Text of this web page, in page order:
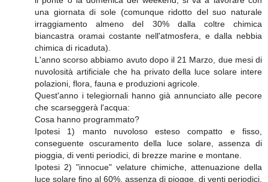
una giornata di sole (comunque ridotto del suo naturale
irraggiamento almeno del 30% dalla coltre chimica
biancastra oramai costante nell'atmosfera, e dalla nebbia
chimica di ricaduta).
L'anno scorso abbiamo avuto dopo il 21 Marzo, due mesi di
nuvolosità artificiale che ha privato della luce solare intere
polazioni, flora, fauna e produzioni agricole.
Quest'anno i telegiornali hanno già annunciato alle pecore
che scarseggerà l'acqua:
Cosa hanno programmato?
Ipotesi 1) manto nuvoloso esteso compatto e fisso,
conseguente oscuramento della luce solare, assenza di
pioggia, di venti periodici, di brezze marine e montane.
Ipotesi 2) "innocue" velature chimiche, attenuazione della
luce solare fino al 60%, assenza di piogge, di venti periodici,